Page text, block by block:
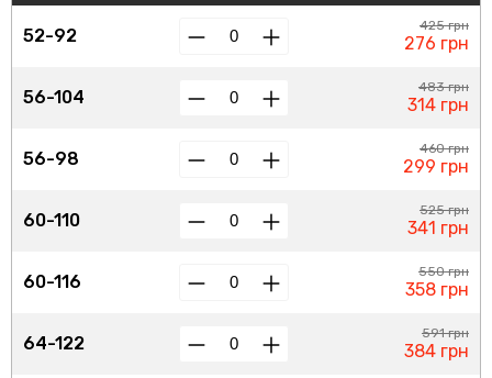
52-92
56-104
56-98
60-110
60-116
64-122
425 грн
276 грн
483 грн
314 грн
460 грн
299 грн
525 грн
341 грн
550 грн
358 грн
591 грн
384 грн